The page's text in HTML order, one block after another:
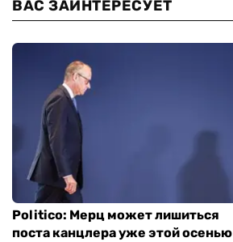
ВАС ЗАИНТЕРЕСУЕТ
Politico: Мерц может лишиться
поста канцлера уже этой осенью